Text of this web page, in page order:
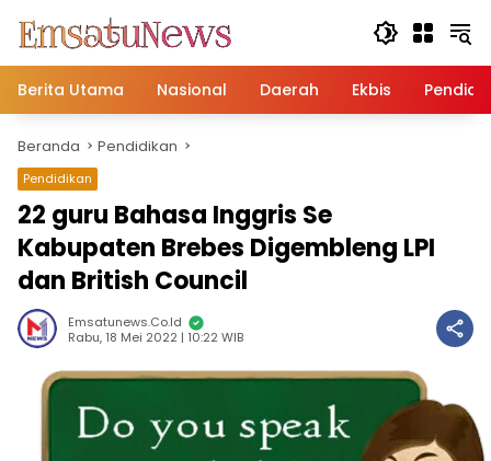
konten
Berita Utama
Nasional Daerah Ekbis
Beranda Pendidikan
Pendidikan
22 guru Bahasa Inggris Se
Kabupaten Brebes Digembleng LPI
dan British Council
Emsatunews.co.id
Rabu, 18 Mei 2022 | 10:22 WIB